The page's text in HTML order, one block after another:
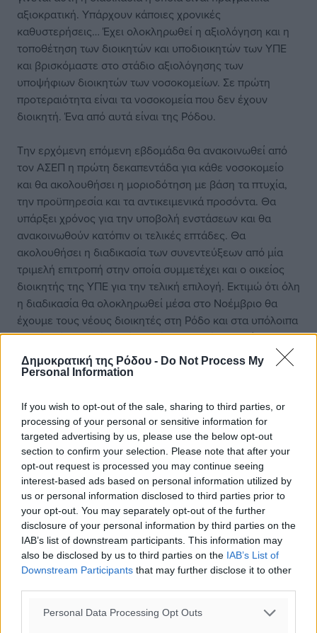
Δημοκρατική της Ρόδου - Do Not Process My
Personal Information
If you wish to opt-out of the sale, sharing to third parties, or
processing of your personal or sensitive information for
targeted advertising by us, please use the below opt-out
section to confirm your selection. Please note that after your
opt-out request is processed you may continue seeing
interest-based ads based on personal information utilized by
us or personal information disclosed to third parties prior to
your opt-out. You may separately opt-out of the further
disclosure of your personal information by third parties on the
IAB’s list of downstream participants. This information may
also be disclosed by us to third parties on the IAB’s List of
Downstream Participants that may further disclose it to other
Personal Data Processing Opt Outs
αξιοκρατική. Υπάρχουν κάποιες χρονικές
καθυστερήσεις… Έχει ολοκληρωθεί η αξιολόγηση και η
τοποθέτηση των διοικητών και υποδιοικητών των ΥΠΕ
και βρισκόμαστε στο στάδιο αξιολόγησης των
υποψήφιων διοικητών των νοσοκομείων. Σε πρώτη
προτεραιότητα είναι τα νοσοκομεία που δεν έχουν
διοικητή. Ένα από αυτά είναι της Ρόδου.
Την ερχόμενη επόμενη εβδομάδα θα ανακοινωθεί από
τον ΑΣΕΠ η πρώτη δεκαπεντάδα για κάθε νοσοκομείο
και θα ακολουθήσει η μοριοδότηση με βάση τα πτυχία,
την προϋπηρεσία και τα αντικειμενικά προσόντα. Θα
υπάρξει χρόνος για την υποβολή ενστάσεων και θα
ανακοινωθούν κατόπιν οι τελικές επτάδες. Θα
ακολουθήσει η διαδικασία των συνεντεύξεων από μία
τριμελή επιτροπή στην οποία συμμετέχει και ο οικείος
διοικητής της ΥΠΕ για την τελική επιλογή. Εκτιμώ ότι όλη
η διαδικασία θα ολοκληρωθεί μέσα στο Νοέμβριο θα
έχουμε τους νέους διοικητές στη Ρόδο και στα υπόλοιπα
νησιά. Πάντως μέχρι τότε χρέη διοικητή εκτελεί στο ΓΝΡ,
ο διοικητής της ιατρικής υπηρεσίας στη προκειμένη
περίπτωση ο κ. Μιχάλης Σοκορέλος ένας γιατρός με
καθώς έχει υπηρετήσει και σε διάφορες θέσεις στην
Τοπική Αυτοδιοίκηση. Έχουμε μία πολύ καλή συνεργασία
και είμαι βέβαιος ότι αυτούς τους μήνες που θα
μεσολαβήσουν μέχρι το διορισμό του νέου διοικητή του
ΓΝΡ, δεν θα υπάρξει κανένα πρόβλημα.
• Αναμένεται να προκύψει ένα σοβαρό ζήτημα με τη
λειτουργία της Μονάδας Εντατικής Θεραπείας στο
ΓΝΡ έπειτα από τη συνταξιοδότηση εντατικολόγου στο
τέλος του έτους. Θα προκηρυχθεί η συγκεκριμένη
θέση; Ποια είναι η πρόβλεψη για τη ΜΕΘ;
Η θέση εντατικολόγου είναι πρώτη προτεραιότητά μας.